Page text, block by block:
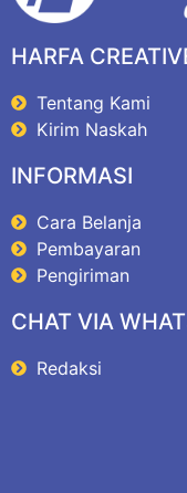
HARFA
Tentang Kami
Kirim Naskah
INFORMASI
Cara Belanja
Pembayaran
Pengiriman
CHAT VIA
Redaksi